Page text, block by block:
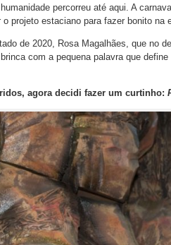
percorreu até aqui. A
projeto estaciano para fazer bonito na
de 2020, Rosa Magalhães, que no
com a pequena palavra que
agora decidi fazer um curtinho: